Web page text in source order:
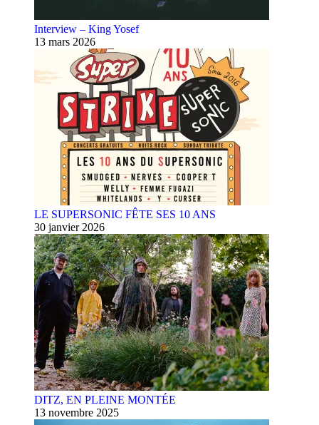
Interview – King Yosef
13 mars 2026
LE SUPERSONIC FÊTE SES 10 ANS
30 janvier 2026
DITZ, EN PLEINE MONTÉE
13 novembre 2025